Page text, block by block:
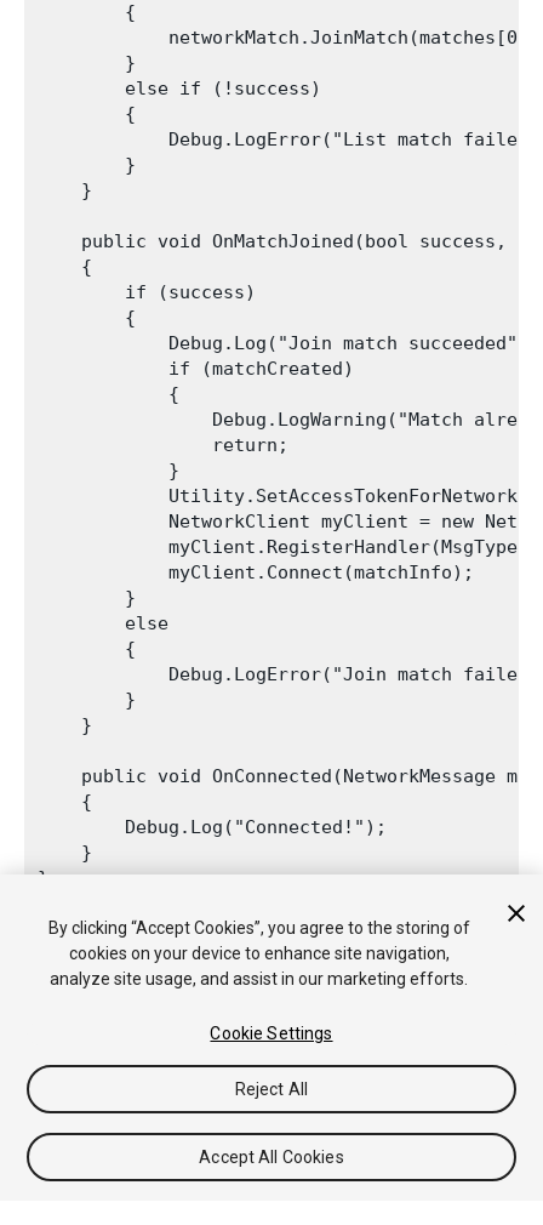
        {
        }
        else if (!success)
        {
Debug.LogError("List match
        }
    }
public void OnMatchJoined(bool success,
    {
        if (success)
        {
            Debug.Log("Join match succeeded");
            if (matchCreated)
            {
Debug.LogWarning("Match
                return;
            }
NetworkClient myClient = new
            myClient.Connect(matchInfo);
        }
        else
        {
Debug.LogError("Join match failed
        }
    }
public void OnConnected(NetworkMessage
    {
        Debug.Log("Connected!");
    }
版权所有 © 2019 Unity Technologies. Publication 2019.1
策
不要出售或分享我的个人信息
Your Privacy Choices (Cookie Settings)
By clicking “Accept Cookies”, you agree to the storing of
cookies on your device to enhance site navigation,
analyze site usage, and assist in our marketing efforts.
Cookie Settings
Reject All
Accept All Cookies